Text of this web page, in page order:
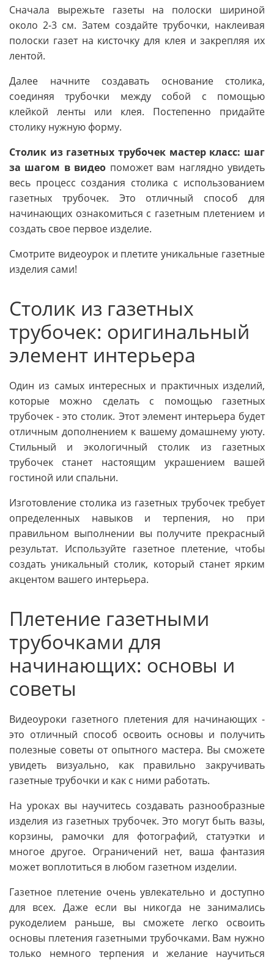
Сначала вырежьте газеты на полоски шириной
около 2-3 см. Затем создайте трубочки, наклеивая
полоски газет на кисточку для клея и закрепляя их
лентой.
Далее начните создавать основание столика,
соединяя трубочки между собой с помощью
клейкой ленты или клея. Постепенно придайте
столику нужную форму.
Столик из газетных трубочек мастер класс: шаг
за шагом в видео поможет вам наглядно увидеть
весь процесс создания столика с использованием
газетных трубочек. Это отличный способ для
начинающих ознакомиться с газетным плетением и
создать свое первое изделие.
Смотрите видеоурок и плетите уникальные газетные
изделия сами!
Столик из газетных
трубочек: оригинальный
элемент интерьера
Один из самых интересных и практичных изделий,
которые можно сделать с помощью газетных
трубочек - это столик. Этот элемент интерьера будет
отличным дополнением к вашему домашнему уюту.
Стильный и экологичный столик из газетных
трубочек станет настоящим украшением вашей
гостиной или спальни.
Изготовление столика из газетных трубочек требует
определенных навыков и терпения, но при
правильном выполнении вы получите прекрасный
результат. Используйте газетное плетение, чтобы
создать уникальный столик, который станет ярким
акцентом вашего интерьера.
Плетение газетными
трубочками для
начинающих: основы и
советы
Видеоуроки газетного плетения для начинающих -
это отличный способ освоить основы и получить
полезные советы от опытного мастера. Вы сможете
увидеть визуально, как правильно закручивать
газетные трубочки и как с ними работать.
На уроках вы научитесь создавать разнообразные
изделия из газетных трубочек. Это могут быть вазы,
корзины, рамочки для фотографий, статуэтки и
многое другое. Ограничений нет, ваша фантазия
может воплотиться в любом газетном изделии.
Газетное плетение очень увлекательно и доступно
для всех. Даже если вы никогда не занимались
рукоделием раньше, вы сможете легко освоить
основы плетения газетными трубочками. Вам нужно
только немного терпения и желание научиться